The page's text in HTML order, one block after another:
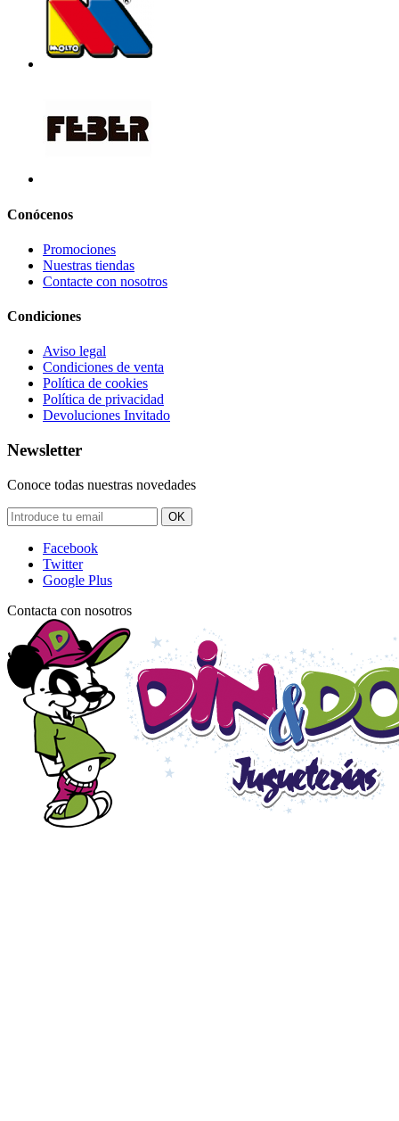
Conócenos
Promociones
Nuestras tiendas
Contacte con nosotros
Condiciones
Aviso legal
Condiciones de venta
Política de cookies
Política de privacidad
Devoluciones Invitado
Newsletter
Conoce todas nuestras novedades
OK
Facebook
Twitter
Google Plus
Contacta con nosotros